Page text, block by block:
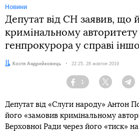
Новини
Депутат від СН заявив, що
кримінальному авторитету
генпрокурора у справі
Автор:Костя Андрейковець Дата:
22:25, 28 жовтня 2019
Facebook
1
Twitter
Депутат від «Слуги народу» Антон
його «замовив кримінальному
Верховної Ради через його «тиск»